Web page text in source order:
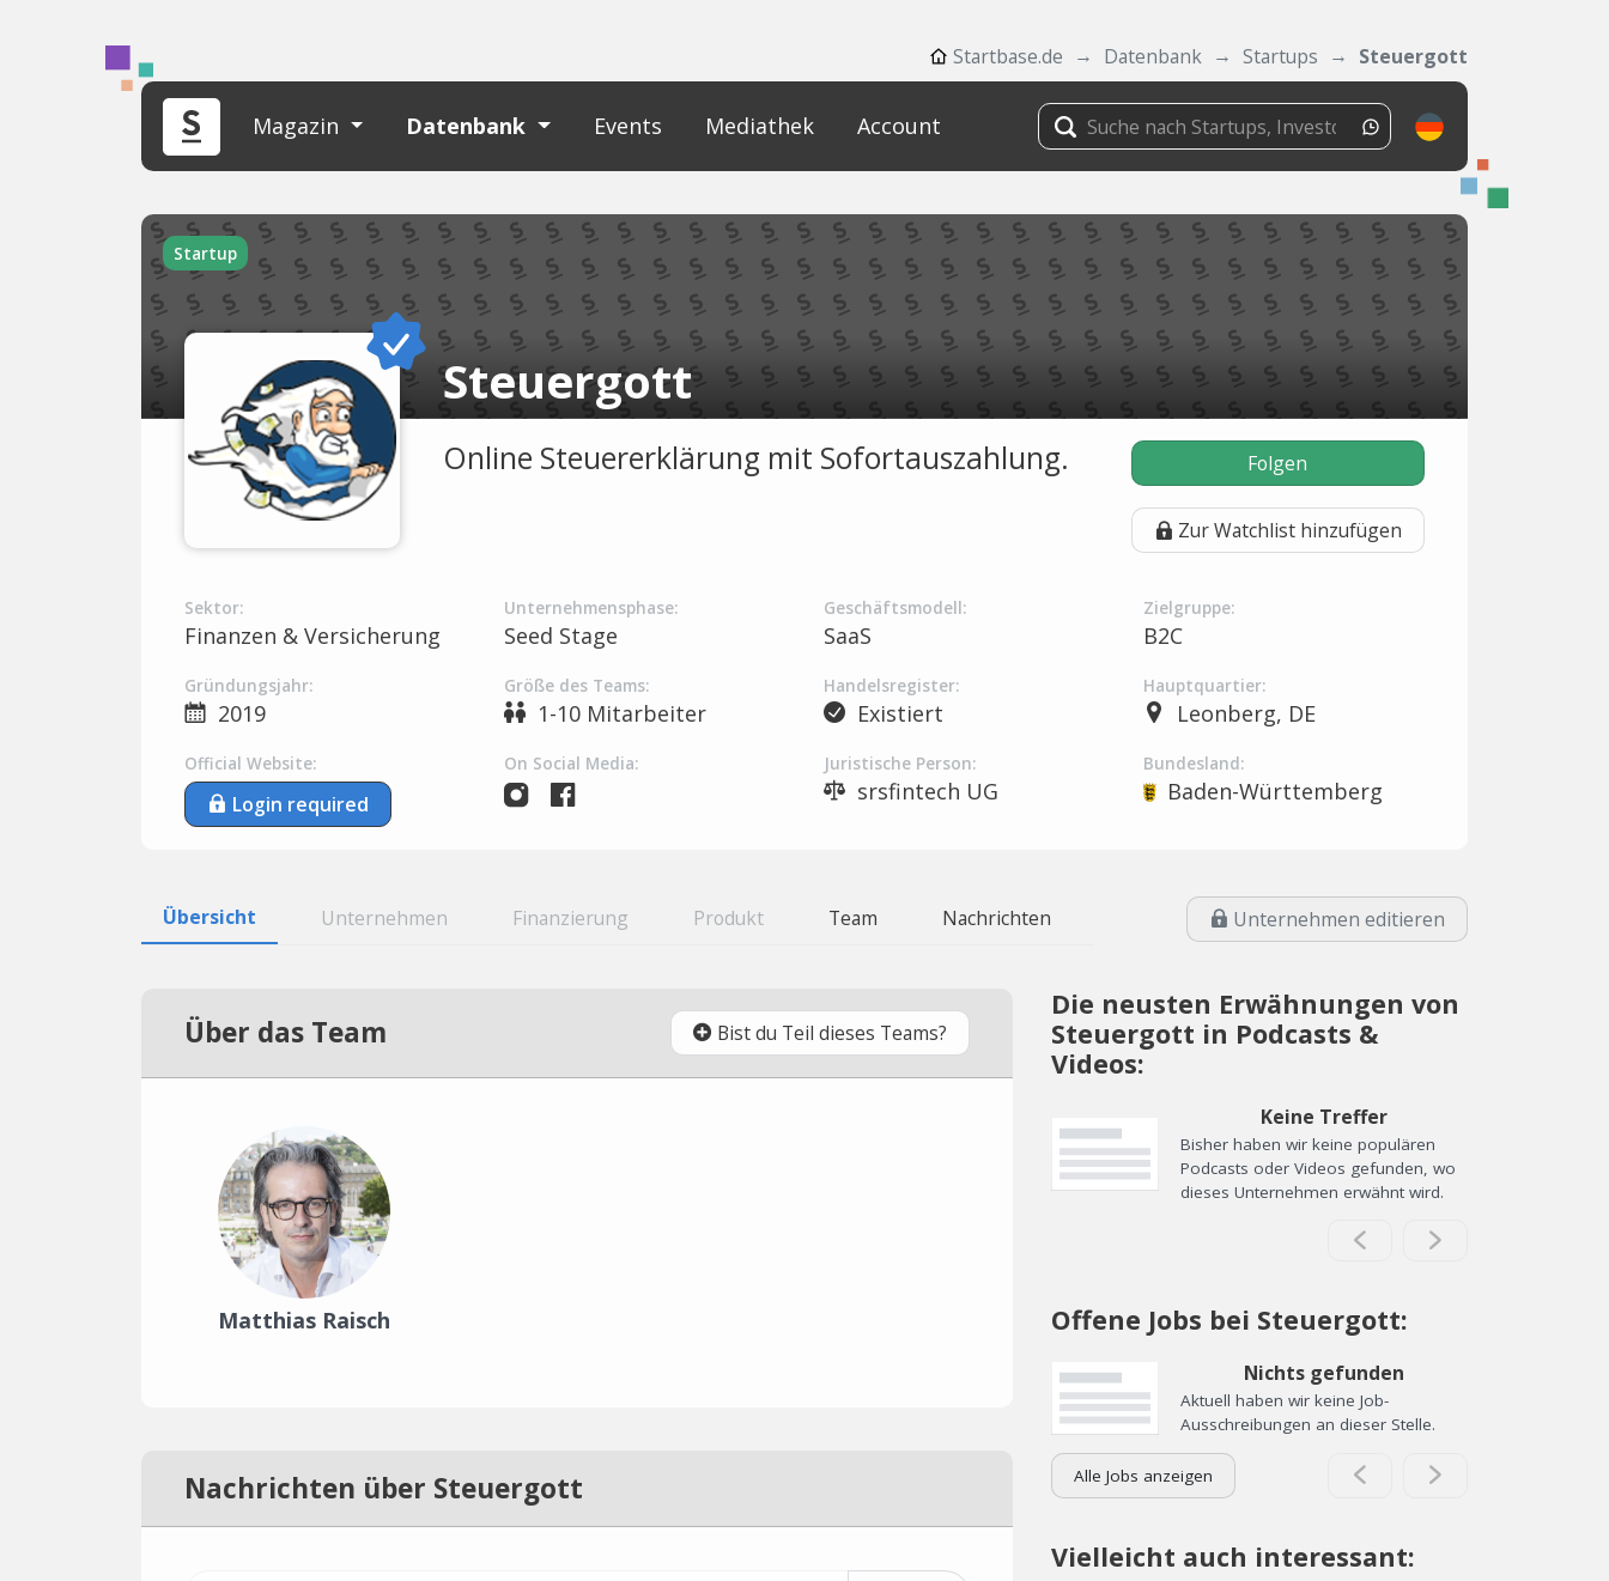
Startbase.de Datenbank Startups Steuergott
Magazin Datenbank Events Mediathek Account
Startup
Steuergott
Online Steuererklärung mit Sofortauszahlung. Folgen
Zur Watchlist hinzufügen
Sektor:
Finanzen & Versicherung
Unternehmensphase:
Seed Stage
Geschäftsmodell:
SaaS
Zielgruppe:
B2C
Gründungsjahr:
2019
Größe des Teams:
1-10 Mitarbeiter
Handelsregister:
Existiert
Hauptquartier:
Leonberg, DE
Official Website:
Login required
On Social Media: Juristische Person:
srsfintech UG
Bundesland:
Baden-Württemberg
Übersicht Unternehmen Finanzierung Produkt Team Nachrichten Unternehmen editieren
Über das Team Bist du Teil dieses Teams?
Matthias Raisch
Nachrichten über Steuergott
Die neusten Erwähnungen von
Steuergott in Podcasts &
Videos:
Keine Treffer
Bisher haben wir keine populären
Podcasts oder Videos gefunden, wo
dieses Unternehmen erwähnt wird.
Offene Jobs bei Steuergott:
Nichts gefunden
Aktuell haben wir keine Job-
Ausschreibungen an dieser Stelle.
Alle Jobs anzeigen
Vielleicht auch interessant: